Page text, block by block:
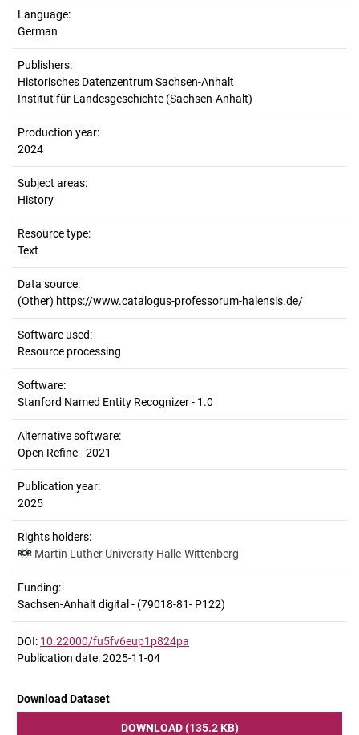
Language:
German
Publishers:
Historisches Datenzentrum Sachsen-Anhalt
Institut für Landesgeschichte (Sachsen-Anhalt)
Production year:
2024
Subject areas:
History
Resource type:
Text
Data source:
(Other) https://www.catalogus-professorum-halensis.de/
Software used:
Resource processing
Software:
Stanford Named Entity Recognizer - 1.0
Alternative software:
Open Refine - 2021
Publication year:
2025
Rights holders:
Martin Luther University Halle-Wittenberg
Funding:
Sachsen-Anhalt digital - (79018-81- P122)
DOI: 10.22000/fu5fv6eup1p824pa
Publication date: 2025-11-04
Download Dataset
DOWNLOAD (135.2 KB)